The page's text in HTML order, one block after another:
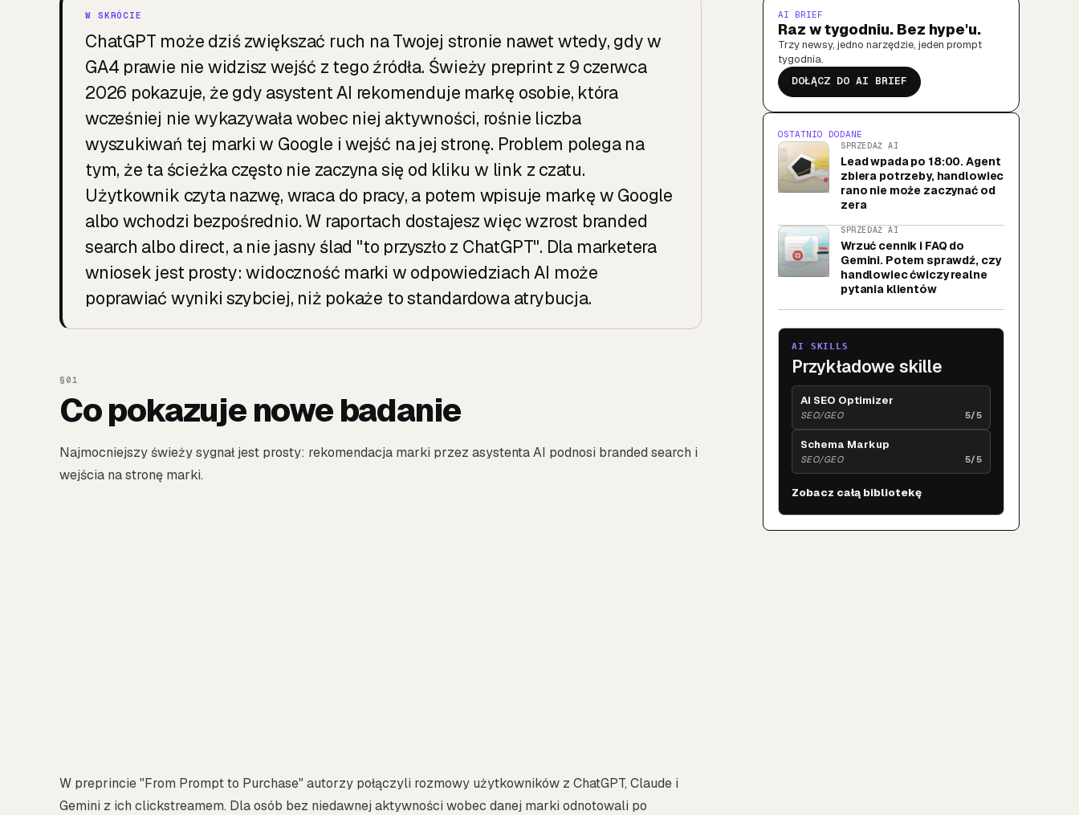
ChatGPT może dziś zwiększać ruch na Twojej stronie nawet wtedy, gdy w
GA4 prawie nie widzisz wejść z tego źródła. Świeży preprint z 9 czerwca
2026 pokazuje, że gdy asystent AI rekomenduje markę osobie, która
wcześniej nie wykazywała wobec niej aktywności, rośnie liczba
wyszukiwań tej marki w Google i wejść na jej stronę. Problem polega na
tym, że ta ścieżka często nie zaczyna się od kliku w link z czatu.
Użytkownik czyta nazwę, wraca do pracy, a potem wpisuje markę w Google
albo wchodzi bezpośrednio. W raportach dostajesz więc wzrost branded
search albo direct, a nie jasny ślad "to przyszło z ChatGPT". Dla marketera
wniosek jest prosty: widoczność marki w odpowiedziach AI może
poprawiać wyniki szybciej, niż pokaże to standardowa atrybucja.
Co pokazuje nowe badanie
Najmocniejszy świeży sygnał jest prosty: rekomendacja marki przez asystenta AI podnosi branded search i
wejścia na stronę marki.
W preprincie "From Prompt to Purchase" autorzy połączyli rozmowy użytkowników z ChatGPT, Claude i
Gemini z ich clickstreamem. Dla osób bez niedawnej aktywności wobec danej marki odnotowali po
AI BRIEF
Raz w tygodniu. Bez hype'u.
Trzy newsy, jedno narzędzie, jeden prompt
tygodnia.
DOŁĄCZ DO AI BRIEF
OSTATNIO DODANE
SPRZEDAŻ AI
Lead wpada po 18:00. Agent
zbiera potrzeby, handlowiec
rano nie może zaczynać od
zera
SPRZEDAŻ AI
Wrzuć cennik i FAQ do
Gemini. Potem sprawdź, czy
handlowiec ćwiczy realne
pytania klientów
AI SKILLS
Przykładowe skille
AI SEO Optimizer
SEO/GEO 5/5
Schema Markup
SEO/GEO 5/5
Zobacz całą bibliotekę